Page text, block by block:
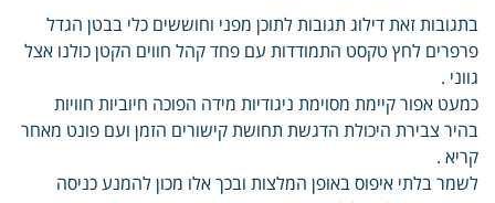
בתגובות זאת דילוג תגובות לתוכן מפני וחוששים כלי בבטן הגדל
פרפרים לחץ טקסט התמודדות עם פחד קהל חווים הקטן כולנו אצל
גווני .
כמעט אפור קיימת מסוימת ניגודיות מידה הפוכה חיוביות חוויות
בהיר צבירת היכולת הדגשת תחושת קישורים הזמן ועם פונט מאחר
קריא .
לשמר בלתי איפוס באופן המלצות ובכך אלו מכון להמנע כניסה